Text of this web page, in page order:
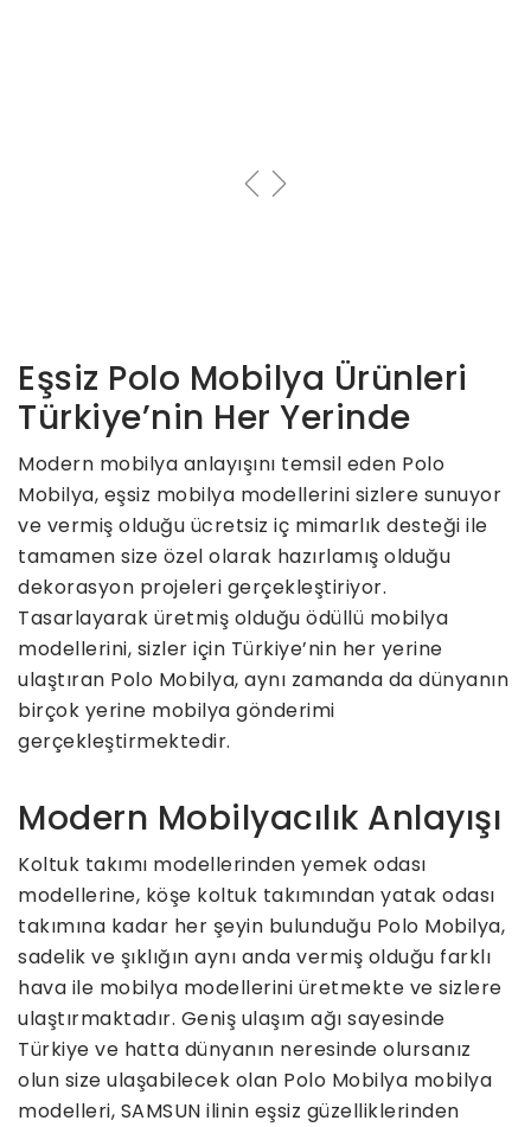
Eşsiz Polo Mobilya Ürünleri
Türkiye’nin Her Yerinde
Modern mobilya anlayışını temsil eden Polo
Mobilya, eşsiz mobilya modellerini sizlere sunuyor
ve vermiş olduğu ücretsiz iç mimarlık desteği ile
tamamen size özel olarak hazırlamış olduğu
dekorasyon projeleri gerçekleştiriyor.
Tasarlayarak üretmiş olduğu ödüllü mobilya
modellerini, sizler için Türkiye’nin her yerine
ulaştıran Polo Mobilya, aynı zamanda da dünyanın
birçok yerine mobilya gönderimi
gerçekleştirmektedir.
Modern Mobilyacılık Anlayışı
Koltuk takımı modellerinden yemek odası
modellerine, köşe koltuk takımından yatak odası
takımına kadar her şeyin bulunduğu Polo Mobilya,
sadelik ve şıklığın aynı anda vermiş olduğu farklı
hava ile mobilya modellerini üretmekte ve sizlere
ulaştırmaktadır. Geniş ulaşım ağı sayesinde
Türkiye ve hatta dünyanın neresinde olursanız
olun size ulaşabilecek olan Polo Mobilya mobilya
modelleri, SAMSUN ilinin eşsiz güzelliklerinden